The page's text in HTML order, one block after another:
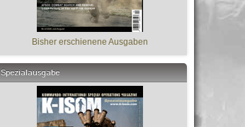
Bisher erschienene Ausgaben
Spezialausgabe